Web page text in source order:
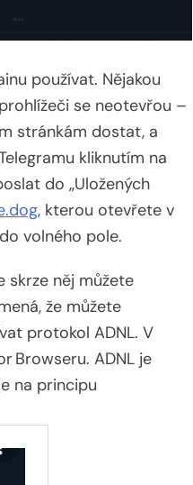
používat. Nějakou
se neotevřou –
stránkám dostat, a
kliknutím na
do „Uložených
, kterou otevřete v
volného pole.
skrze něj můžete
že můžete
protokol ADNL. V
Browseru. ADNL je
na principu